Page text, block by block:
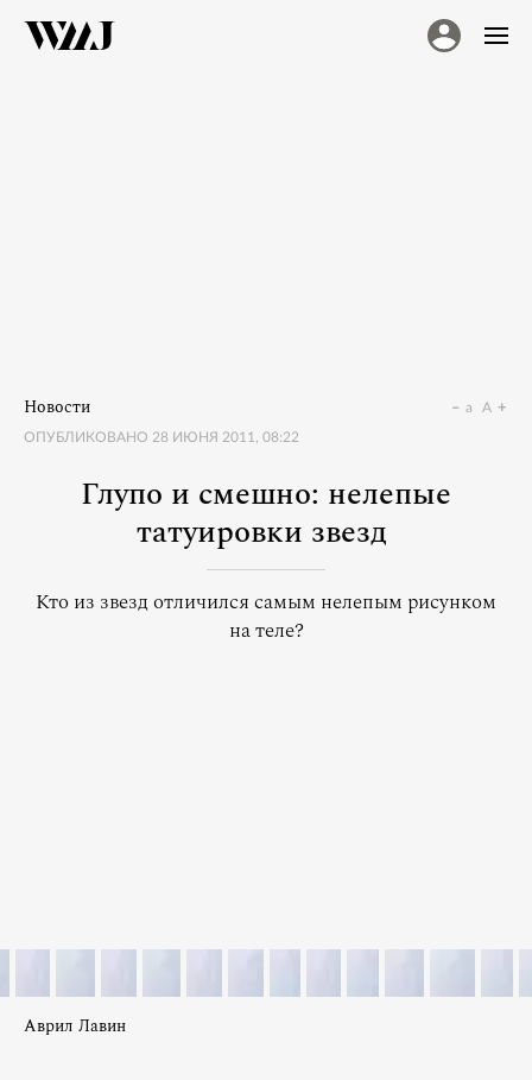
Новости
ОПУБЛИКОВАНО 28 ИЮНЯ 2011, 08:22
a A
Глупо и смешно: нелепые
татуировки звезд
Кто из звезд отличился самым нелепым рисунком
на теле?
Аврил Лавин